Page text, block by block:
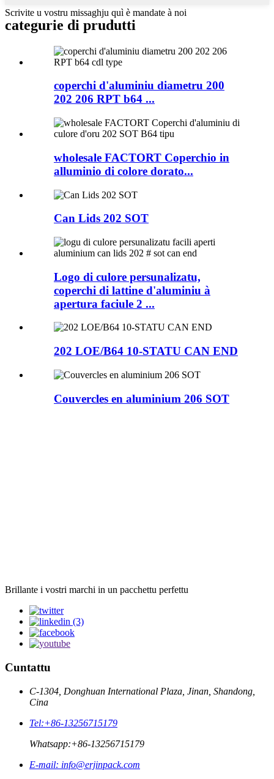
Scrivite u vostru missaghju quì è mandate à noi
categurie di prudutti
coperchi d'aluminiu diametru 200
202 206 RPT b64 ...
wholesale FACTORT Coperchio in
alluminio di colore dorato...
Can Lids 202 SOT
Logo di culore persunalizatu,
coperchi di lattine d'aluminiu à
apertura faciule 2 ...
202 LOE/B64 10-STATU CAN END
Couvercles en aluminium 206 SOT
Brillante i vostri marchi in un pacchettu perfettu
Cuntattu
C-1304, Donghuan International Plaza, Jinan, Shandong,
Cina
Tel:+86-13256715179
Whatsapp:+86-13256715179
E-mail: info@erjinpack.com